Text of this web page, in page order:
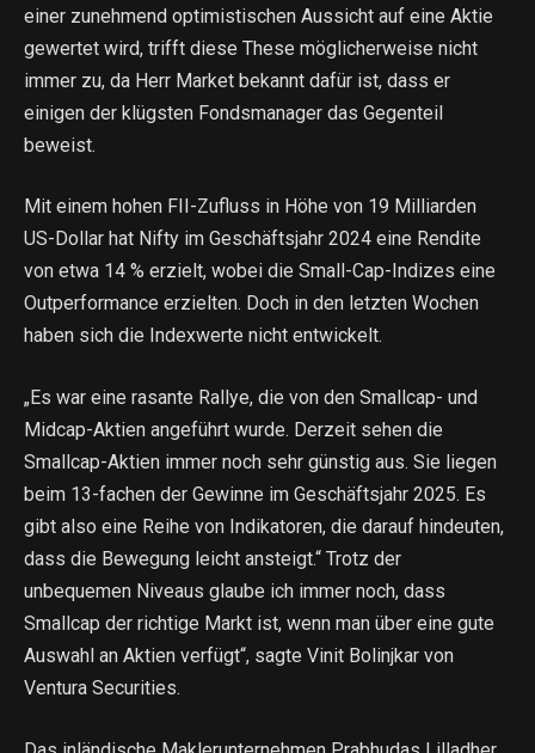
einer zunehmend optimistischen Aussicht auf eine Aktie
gewertet wird, trifft diese These möglicherweise nicht
immer zu, da Herr Market bekannt dafür ist, dass er
einigen der klügsten Fondsmanager das Gegenteil
beweist.
Mit einem hohen FII-Zufluss in Höhe von 19 Milliarden
US-Dollar hat Nifty im Geschäftsjahr 2024 eine Rendite
von etwa 14 % erzielt, wobei die Small-Cap-Indizes eine
Outperformance erzielten. Doch in den letzten Wochen
haben sich die Indexwerte nicht entwickelt.
„Es war eine rasante Rallye, die von den Smallcap- und
Midcap-Aktien angeführt wurde. Derzeit sehen die
Smallcap-Aktien immer noch sehr günstig aus. Sie liegen
beim 13-fachen der Gewinne im Geschäftsjahr 2025. Es
gibt also eine Reihe von Indikatoren, die darauf hindeuten,
dass die Bewegung leicht ansteigt.“ Trotz der
unbequemen Niveaus glaube ich immer noch, dass
Smallcap der richtige Markt ist, wenn man über eine gute
Auswahl an Aktien verfügt“, sagte Vinit Bolinjkar von
Ventura Securities.